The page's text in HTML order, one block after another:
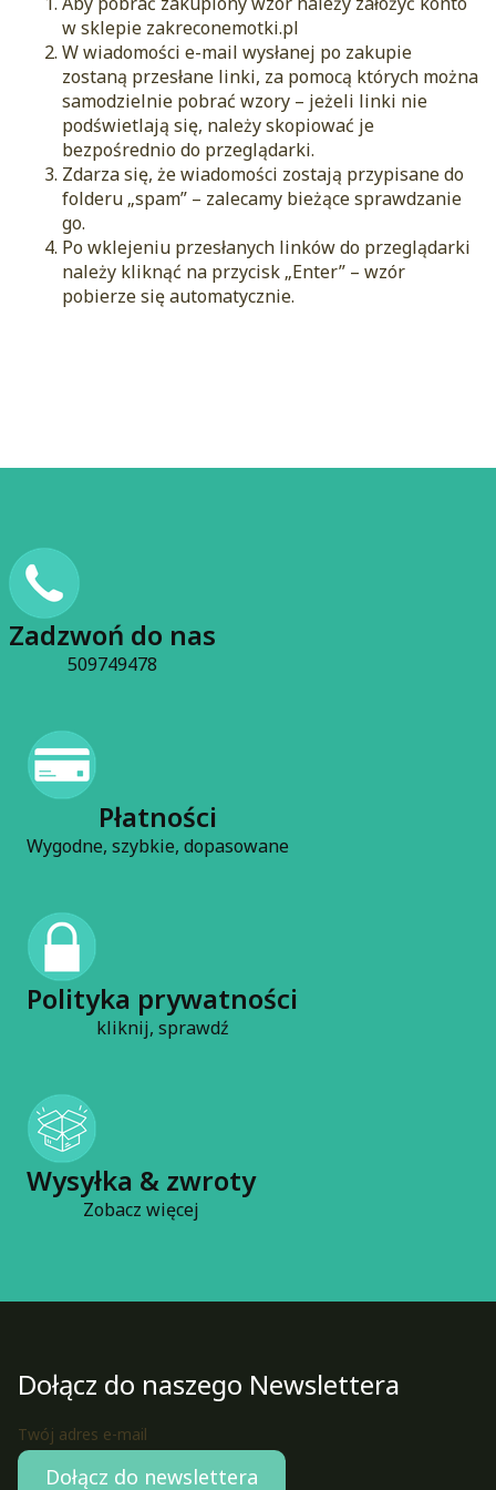
w sklepie zakreconemotki.pl
W wiadomości e-mail wysłanej po zakupie
zostaną przesłane linki, za pomocą których można
samodzielnie pobrać wzory – jeżeli linki nie
podświetlają się, należy skopiować je
bezpośrednio do przeglądarki.
Zdarza się, że wiadomości zostają przypisane do
folderu „spam” – zalecamy bieżące sprawdzanie
go.
Po wklejeniu przesłanych linków do przeglądarki
należy kliknąć na przycisk „Enter” – wzór
pobierze się automatycznie.
Zadzwoń do nas
509749478
Płatności
Wygodne, szybkie, dopasowane
Polityka prywatności
kliknij, sprawdź
Wysyłka & zwroty
Zobacz więcej
Dołącz do naszego Newslettera
Twój adres e-mail
Dołącz do newslettera